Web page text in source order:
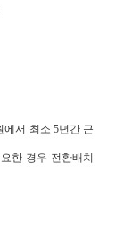
서 최소 5년간 근
한 경우 전환배치